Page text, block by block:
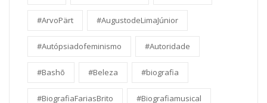
#ArvoPärt #AugustodeLimaJúnior
#Autópsiadofeminismo #Autoridade
#Bashō #Beleza #biografia
#BiografiaFariasBrito #Biografiamusical